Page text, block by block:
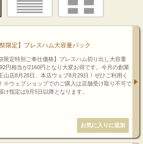
祭限定】プレスハム大容量パック
限定特別ご奉仕価格】プレスハム切り出し大容量
円相当が2160円となり大変お得です。今月の創業
山店8月28日、本店ウェブ8月29日！ぜひご利用く
※ウェブショップでのご購入は店舗受け取り不可で
け指定は9月5日以降となります。